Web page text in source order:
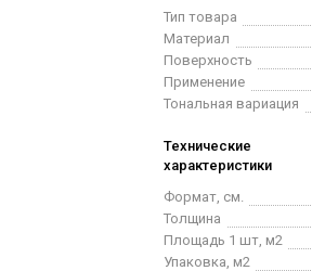
Тип товара
Материал
Поверхность
Применение
Тональная вариация
Технические
характеристики
Формат, см.
Толщина
Площадь 1 шт, м2
Упаковка, м2